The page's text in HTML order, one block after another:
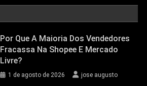
Por Que A Maioria Dos Vendedores
Fracassa Na Shopee E Mercado
Livre?
1 de agosto de 2026 jose augusto